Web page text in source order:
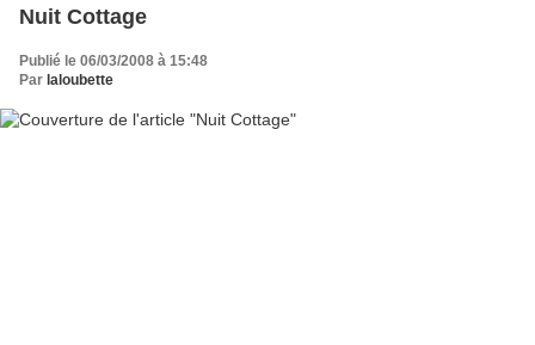
Nuit Cottage
Publié le 06/03/2008 à 15:48
Par laloubette